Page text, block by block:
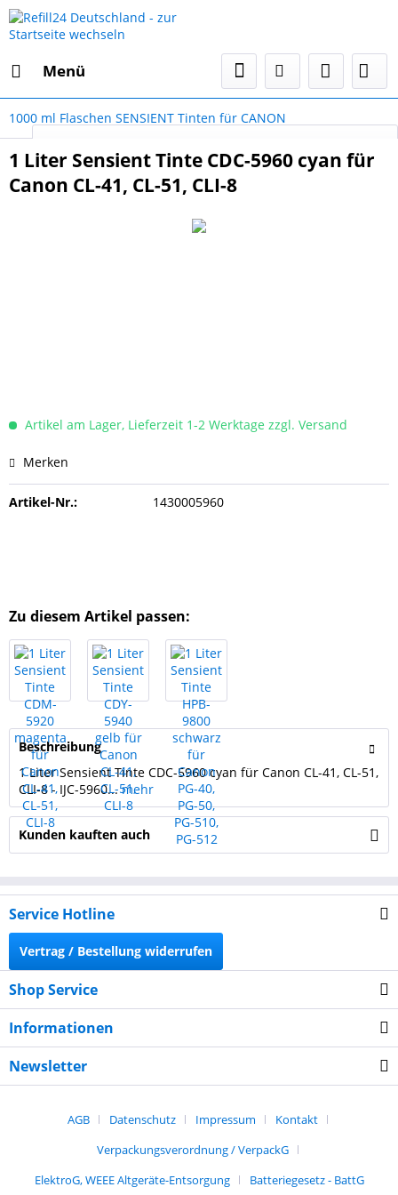
Menü
1000 ml Flaschen SENSIENT Tinten für CANON
1 Liter Sensient Tinte CDC-5960 cyan für
Canon CL-41, CL-51, CLI-8
Artikel am Lager, Lieferzeit 1-2 Werktage zzgl. Versand
Merken
Artikel-Nr.: 1430005960
Zu diesem Artikel passen:
Beschreibung
1 Liter Sensient Tinte CDC-5960 cyan für Canon CL-41, CL-51,
CLI-8 - IJC-5960...mehr
Kunden kauften auch
Service Hotline
Vertrag / Bestellung widerrufen
Shop Service
Informationen
Newsletter
AGB Datenschutz Impressum
Kontakt
Verpackungsverordnung / VerpackG
ElektroG, WEEE Altgeräte-Entsorgung
Batteriegesetz - BattG